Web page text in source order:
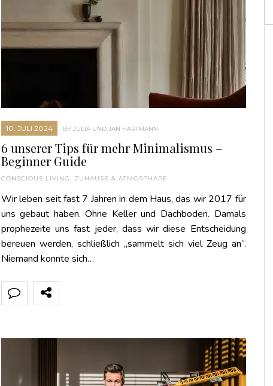
10. JULI 2024 BY JULIA UND JAN HARTMANN
6 unserer Tips für mehr Minimalismus –
Beginner Guide
CONSCIOUS LIVING, ZUHAUSE & ATMOSPHÄRE
Wir leben seit fast 7 Jahren in dem Haus, das wir 2017 für
uns gebaut haben. Ohne Keller und Dachboden. Damals
prophezeite uns fast jeder, dass wir diese Entscheidung
bereuen werden, schließlich „sammelt sich viel Zeug an“.
Niemand konnte sich…